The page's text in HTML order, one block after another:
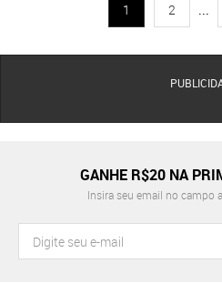
1 2 ...
GANHE R$20 NA
Insira seu email no campo